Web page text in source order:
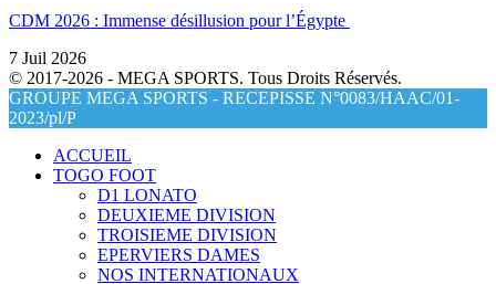
CDM 2026 : Immense désillusion pour l’Égypte
7 Juil 2026
© 2017-2026 - MEGA SPORTS. Tous Droits Réservés.
GROUPE MEGA SPORTS - RECEPISSE N°0083/HAAC/01-
2023/pl/P
ACCUEIL
TOGO FOOT
D1 LONATO
DEUXIEME DIVISION
TROISIEME DIVISION
EPERVIERS DAMES
NOS INTERNATIONAUX